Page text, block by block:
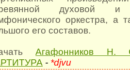
духовой
оркестра, а
его составов.
Агафонников Н.
- *djvu